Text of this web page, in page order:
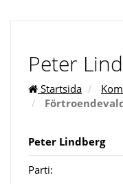
Peter
Startsida
Peter Lindberg
Parti: